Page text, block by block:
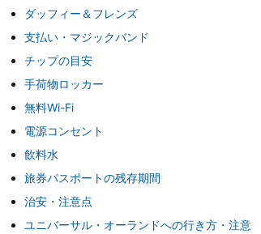
ダッフィー＆フレンズ
支払い・マジックバンド
チップの目安
手荷物ロッカー
無料Wi-Fi
電源コンセント
飲料水
旅券パスポートの残存期間
治安・注意点
ユニバーサル・オーランドへの行き方・注意